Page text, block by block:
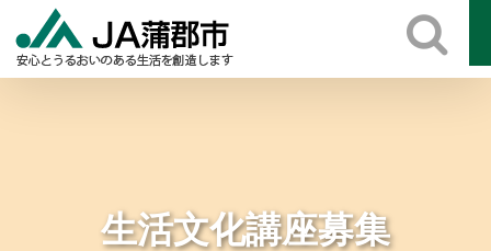
生活文化講座募集